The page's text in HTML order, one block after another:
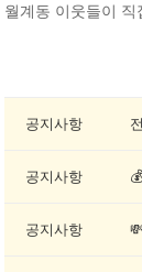
월계동 이웃들이 직
동
공지사항
공지사항
공지사항